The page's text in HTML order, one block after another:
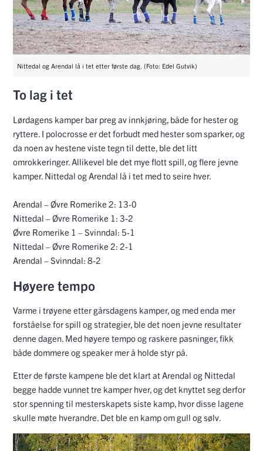
Nittedal og Arendal lå i tet etter første dag. (Foto: Edel Gutvik)
To lag i tet
Lørdagens kamper bar preg av innkjøring, både for hester og
ryttere. I polocrosse er det forbudt med hester som sparker, og
da noen av hestene viste tegn til dette, ble det litt
omrokkeringer. Allikevel ble det mye flott spill, og flere jevne
kamper. Nittedal og Arendal lå i tet med to seire hver.
Arendal – Øvre Romerike 2: 13-0
Nittedal – Øvre Romerike 1: 3-2
Øvre Romerike 1 – Svinndal: 5-1
Nittedal – Øvre Romerike 2: 2-1
Arendal – Svinndal: 8-2
Høyere tempo
Varme i trøyene etter gårsdagens kamper, og med enda mer
forståelse for spill og strategier, ble det noen jevne resultater
denne dagen. Med høyere tempo og raskere pasninger, fikk
både dommere og speaker mer å holde styr på.
Etter de første kampene ble det klart at Arendal og Nittedal
begge hadde vunnet tre kamper hver, og det knyttet seg derfor
stor spenning til mesterskapets siste kamp, hvor disse lagene
skulle møte hverandre. Det ble en kamp om gull og sølv.